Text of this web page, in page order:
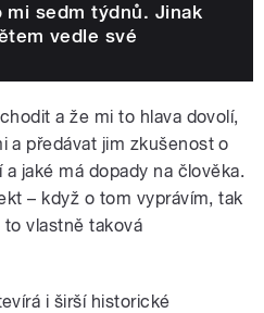
sedm týdnů. Jinak
vedle své
a že mi to hlava dovolí,
a předávat jim zkušenost o
jaké má dopady na člověka.
– když o tom vyprávím, tak
vlastně taková
i širší historické